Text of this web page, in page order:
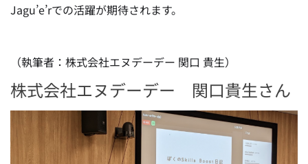
Jagu’e’rでの活躍が期待されます。
（執筆者：株式会社エヌデーデー 関口 貴生）
株式会社エヌデーデー 関口貴生さん